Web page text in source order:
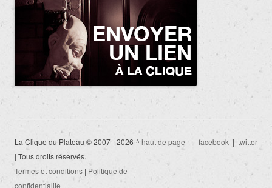
La Clique du Plateau © 2007 - 2026
| Tous droits réservés.
Termes et conditions | Politique de
confidentialite
^ haut de page facebook | twitter